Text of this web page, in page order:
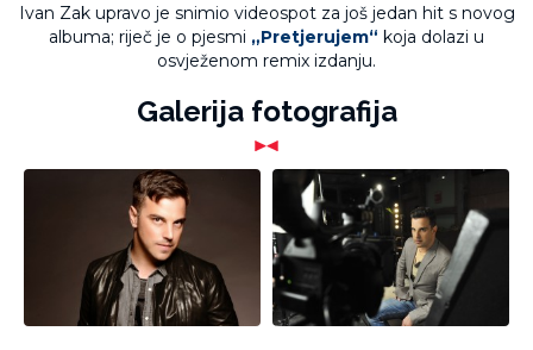
Ivan Zak upravo je snimio videospot za još jedan hit s novog
albuma; riječ je o pjesmi „Pretjerujem“ koja dolazi u
osvježenom remix izdanju.
Galerija fotografija